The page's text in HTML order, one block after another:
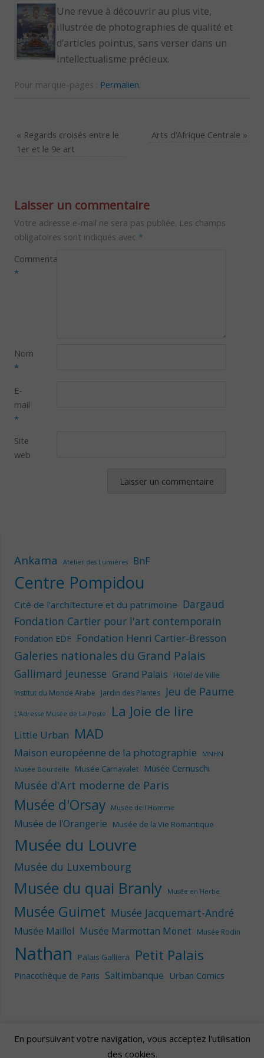
Une revue à découvrir au plus vite,
illustrée de photographies de qualité et
d’articles pointus, sans verser dans un
intellectualisme précieux.
Pour marque-pages : Permalien
« Regards croisés entre le
1er et le 9e art
Arts d’Afrique Centrale »
Laisser un commentaire
Votre adresse e-mail ne sera pas publiée. Les champs
obligatoires sont indiqués avec *
Commentaire
*
Nom
*
E-
mail
*
Site
web
Ankama Atelier des Lumières BnF
Centre Pompidou
Cité de l'architecture et du patrimoine Dargaud
Fondation Cartier pour l'art contemporain
Fondation EDF Fondation Henri Cartier-Bresson
Galeries nationales du Grand Palais
Gallimard Jeunesse Grand Palais Hôtel de Ville
Institut du Monde Arabe Jardin des Plantes Jeu de Paume
L'Adresse Musée de La Poste La Joie de lire
Little Urban MAD
Maison européenne de la photographie
MNHN
Musée Bourdelle
Musée Carnavalet Musée Cernuschi
Musée d'Art moderne de Paris
Musée d'Orsay Musée de l'Homme
Musée de l'Orangerie Musée de la Vie Romantique
Musée du Louvre
Musée du Luxembourg
Musée du quai Branly Musée en Herbe
Musée Guimet Musée Jacquemart-André
Musée Maillol Musée Marmottan Monet Musée Rodin
Nathan Palais Galliera Petit Palais
Pinacothèque de Paris Saltimbanque Urban Comics
En poursuivant votre navigation, vous acceptez l'utilisation
des cookies.